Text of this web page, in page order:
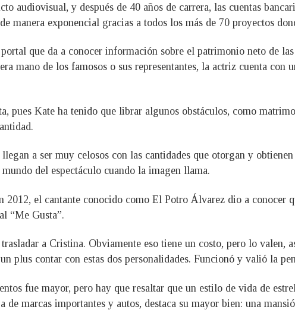
audiovisual, y después de 40 años de carrera, las cuentas
manera exponencial gracias a todos los más de 70 proyectos
que da a conocer información sobre el patrimonio neto de las
mano de los famosos o sus representantes, la actriz cuenta
pues Kate ha tenido que librar algunos obstáculos, como
a ser muy celosos con las cantidades que otorgan y
del espectáculo cuando la imagen llama.
2012, el cantante conocido como El Potro Álvarez dio a conocer
“Me Gusta”.
a Cristina. Obviamente eso tiene un costo, pero lo valen,
plus contar con estas dos personalidades. Funcionó y valió la
fue mayor, pero hay que resaltar que un estilo de vida de
de marcas importantes y autos, destaca su mayor bien: una